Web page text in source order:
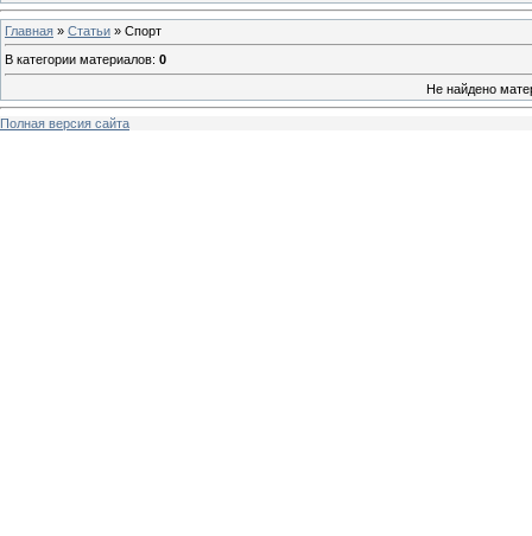
Главная » Статьи » Спорт
В категории материалов: 0
Не найдено
Полная версия сайта